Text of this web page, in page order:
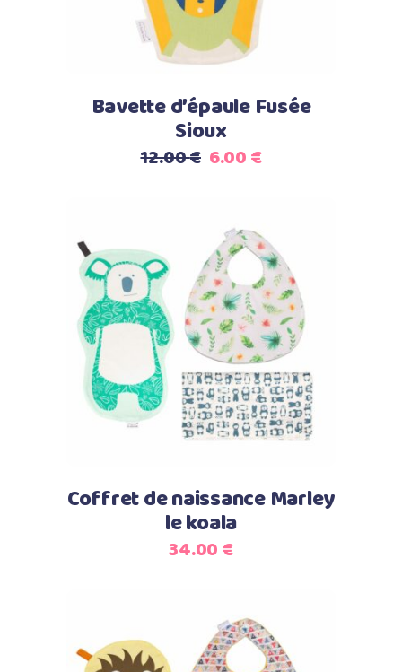
Bavette d’épaule Fusée
Sioux
12.00€ Le
était :
12.00 €.
6.00€Le
est :
6.00 €.
Select options
Coffret de naissance Marley
le koala
34.00€